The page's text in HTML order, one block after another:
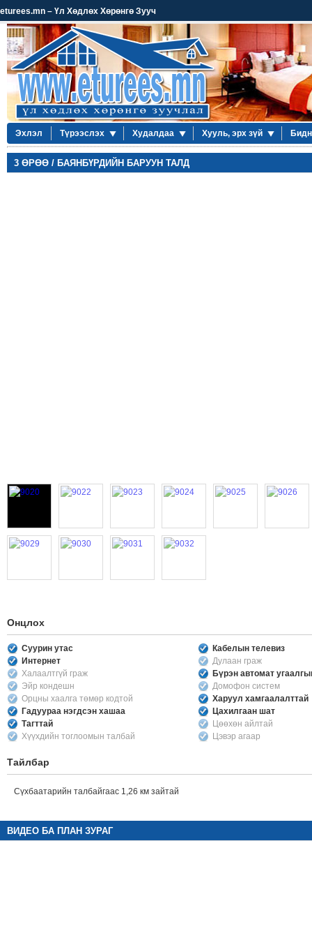
eturees.mn – Үл Хөдлөх Хөрөнгө Зууч
Эхлэл Түрээслэх Худалдаа Хууль, эрх зүй
3 ӨРӨӨ / БАЯНБҮРДИЙН БАРУУН ТАЛД
Онцлох
Суурин утас
Кабелын телевиз
Интернет
Дулаан граж
Халаалтгүй граж
Бүрэн автомат
Эйр кондешн
Домофон систем
Орцны хаалга төмөр кодтой
Харуул хамгаалалттай
Гадуураа нэгдсэн хашаа
Цахилгаан шат
Тагттай
Цөөхөн айлтай
Хүүхдийн тоглоомын талбай
Цэвэр агаар
Тайлбар
Сүхбаатарийн талбайгаас 1,26 км зайтай
ВИДЕО БА ПЛАН ЗУРАГ